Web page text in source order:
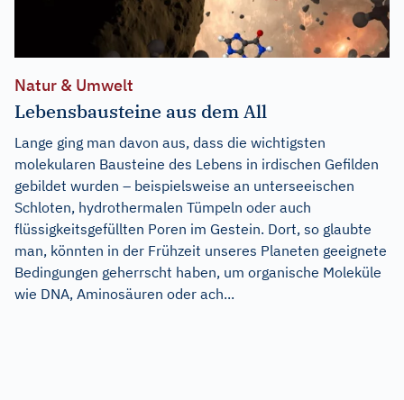
Natur & Umwelt
Lebensbausteine aus dem All
Lange ging man davon aus, dass die wichtigsten
molekularen Bausteine des Lebens in irdischen Gefilden
gebildet wurden – beispielsweise an unterseeischen
Schloten, hydrothermalen Tümpeln oder auch
flüssigkeitsgefüllten Poren im Gestein. Dort, so glaubte
man, könnten in der Frühzeit unseres Planeten geeignete
Bedingungen geherrscht haben, um organische Moleküle
wie DNA, Aminosäuren oder ach...